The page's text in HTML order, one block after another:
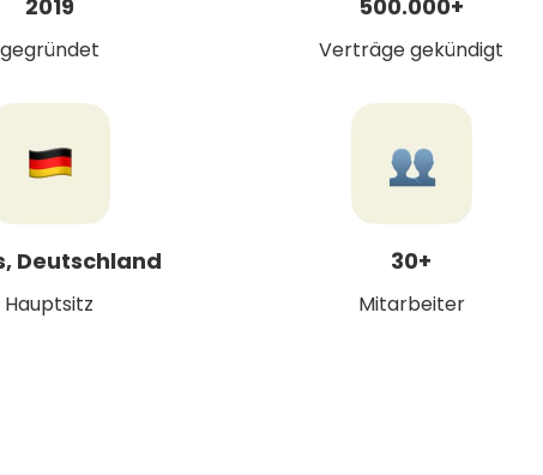
2019
gegründet
500.000+
Verträge gekündigt
Deutschland
Hauptsitz
30+
Mitarbeiter